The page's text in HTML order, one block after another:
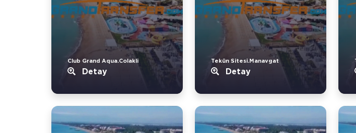
Club Grand Aqua.Colakli
Detay
Tekün Sitesi.Manavgat
Detay